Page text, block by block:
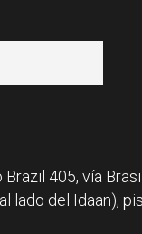
405, vía
lado del Idaan),